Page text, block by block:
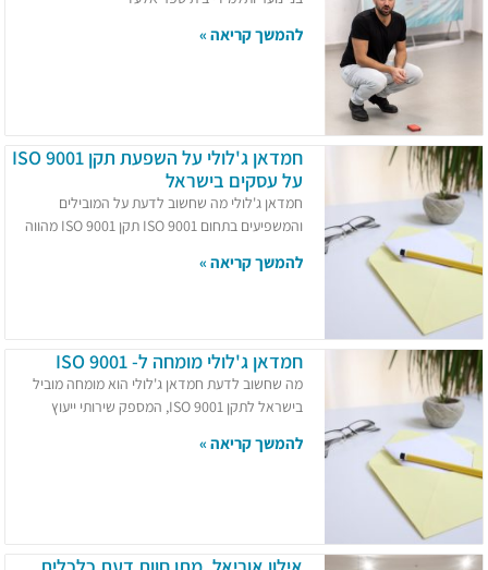
להמשך קריאה »
חמדאן ג'לולי על השפעת תקן ISO 9001
על עסקים בישראל
חמדאן ג'לולי מה שחשוב לדעת על המובילים
והמשפיעים בתחום ISO 9001 תקן ISO 9001 מהווה
להמשך קריאה »
חמדאן ג'לולי מומחה ל- ISO 9001
מה שחשוב לדעת חמדאן ג'לולי הוא מומחה מוביל
בישראל לתקן ISO 9001, המספק שירותי ייעוץ
להמשך קריאה »